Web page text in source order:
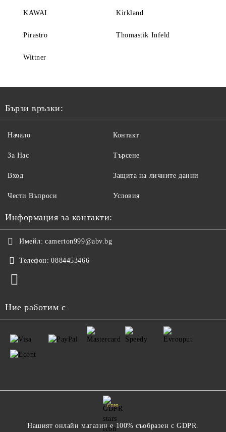
KAWAI Kirkland
Pirastro Thomastik Infeld
Wittner
Бързи връзки:
Начало
За Нас
Вход
Чести Въпроси
Контакт
Търсене
Защита на личните данни
Условия
Информация за контакти:
Имейл: camerton999@abv.bg
Телефон: 0884453466
Ние работим с
GDPR
Нашият онлайн магазин е 100% съобразен с GDPR.